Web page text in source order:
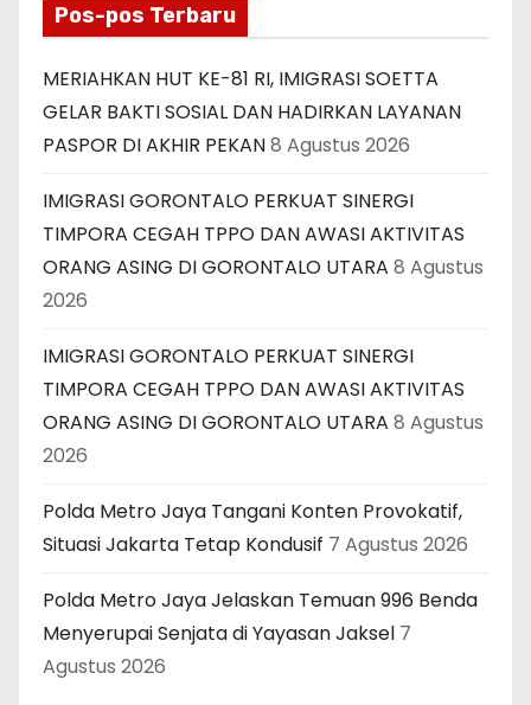
Pos-pos Terbaru
MERIAHKAN HUT KE-81 RI, IMIGRASI SOETTA
GELAR BAKTI SOSIAL DAN HADIRKAN LAYANAN
PASPOR DI AKHIR PEKAN8 Agustus 2026
IMIGRASI GORONTALO PERKUAT SINERGI
TIMPORA CEGAH TPPO DAN AWASI AKTIVITAS
ORANG ASING DI GORONTALO UTARA 8 Agustus
2026
IMIGRASI GORONTALO PERKUAT SINERGI
TIMPORA CEGAH TPPO DAN AWASI AKTIVITAS
ORANG ASING DI GORONTALO UTARA 8 Agustus
2026
Polda Metro Jaya Tangani Konten Provokatif,
Situasi Jakarta Tetap Kondusif 7 Agustus 2026
Polda Metro Jaya Jelaskan Temuan 996 Benda
Menyerupai Senjata di Yayasan Jaksel 7
Agustus 2026